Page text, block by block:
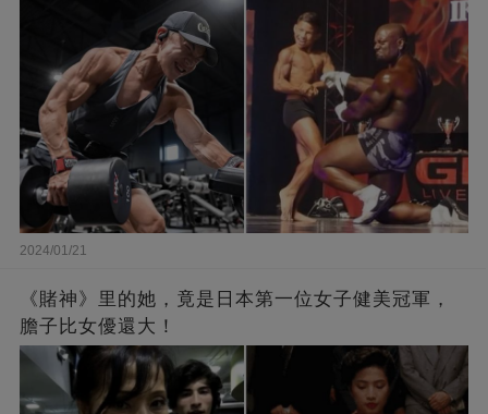
2024/01/21
《賭神》里的她，竟是日本第一位女子健美冠軍，
膽子比女優還大！